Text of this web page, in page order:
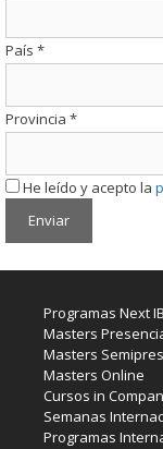
País *
Provincia *
He leído y acepto la
Programas Next
Masters
Masters
Masters Online
Cursos in
Semanas
Programas